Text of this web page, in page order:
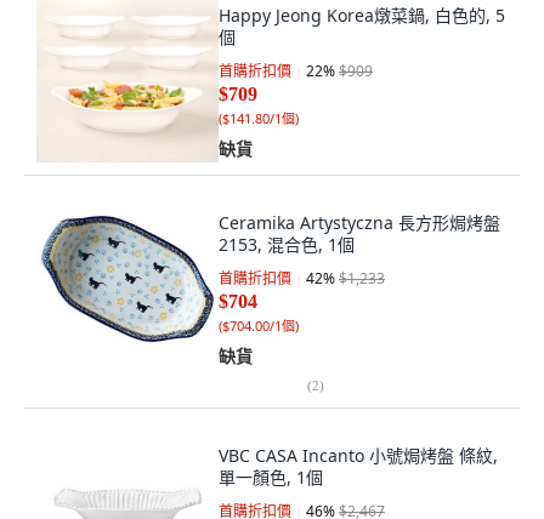
Happy Jeong Korea燉菜鍋, 白色的, 5
個
首購折扣價 22%$909
$709
($141.80/1個)
缺貨
Ceramika Artystyczna 長方形焗烤盤
2153, 混合色, 1個
首購折扣價 42%$1,233
$704
($704.00/1個)
缺貨
(2)
VBC CASA Incanto 小號焗烤盤 條紋,
單一顏色, 1個
首購折扣價 46%$2,467